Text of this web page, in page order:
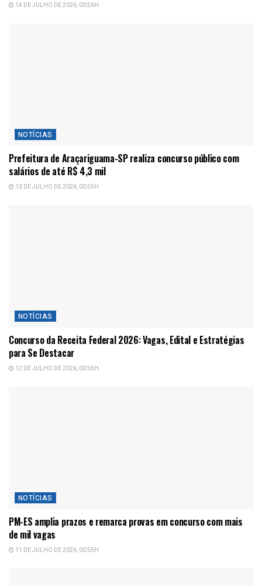
14 DE JULHO DE 2026, 00:56H
NOTÍCIAS
Prefeitura de Araçariguama-SP realiza concurso público com
salários de até R$ 4,3 mil
13 DE JULHO DE 2026, 00:55H
NOTÍCIAS
Concurso da Receita Federal 2026: Vagas, Edital e Estratégias
para Se Destacar
12 DE JULHO DE 2026, 00:55H
NOTÍCIAS
PM-ES amplia prazos e remarca provas em concurso com mais
de mil vagas
11 DE JULHO DE 2026, 00:55H